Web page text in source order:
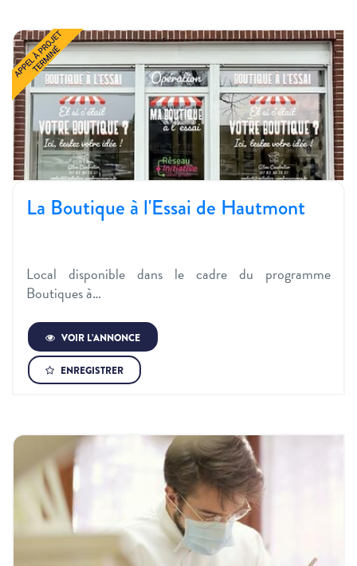
La Boutique à l'Essai de Hautmont
Local disponible dans le cadre du programme
Boutiques à…
VOIR L’ANNONCE
ENREGISTRER